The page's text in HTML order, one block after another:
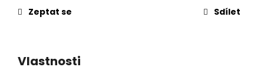
Zeptat se
Sdílet
Vlastnosti